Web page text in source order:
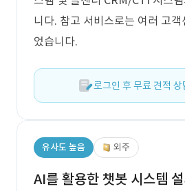
니다. 참고 서비스로는 여러 고객
었습니다.
로그인 후 무료 견적 상
유사도 높음 외주
AI를 활용한 챗봇 시스템